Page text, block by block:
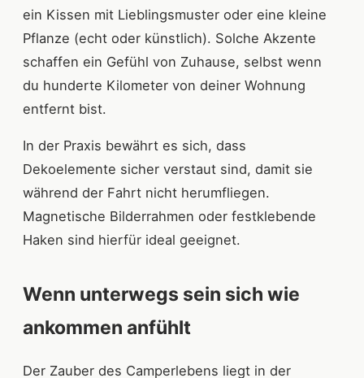
ein Kissen mit Lieblingsmuster oder eine kleine
Pflanze (echt oder künstlich). Solche Akzente
schaffen ein Gefühl von Zuhause, selbst wenn
du hunderte Kilometer von deiner Wohnung
entfernt bist.
In der Praxis bewährt es sich, dass
Dekoelemente sicher verstaut sind, damit sie
während der Fahrt nicht herumfliegen.
Magnetische Bilderrahmen oder festklebende
Haken sind hierfür ideal geeignet.
Wenn unterwegs sein sich wie
ankommen anfühlt
Der Zauber des Camperlebens liegt in der